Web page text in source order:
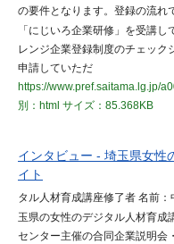
の要件となります。登録の流れ
「にじいろ企業研修」を受講し
レンジ企業登録制度のチェック
申請していただ
https://www.pref.saitama.lg.jp/
別：html サイズ：85.368KB
インタビュー - 埼玉県女性
イト
タル人材育成講座修了者 名前
玉県の女性のデジタル人材育成
センター主催の合同企業説明会